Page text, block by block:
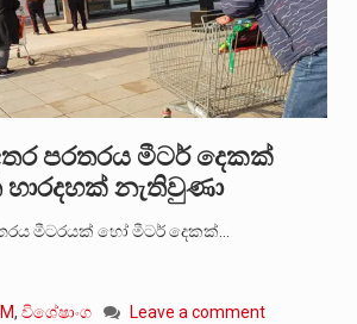
පරතරය මීටර් දෙකක්
නැතිවුණා
මීටරයක් හෝ මීටර් දෙකක්…
, විශේෂාංග Leave a comment